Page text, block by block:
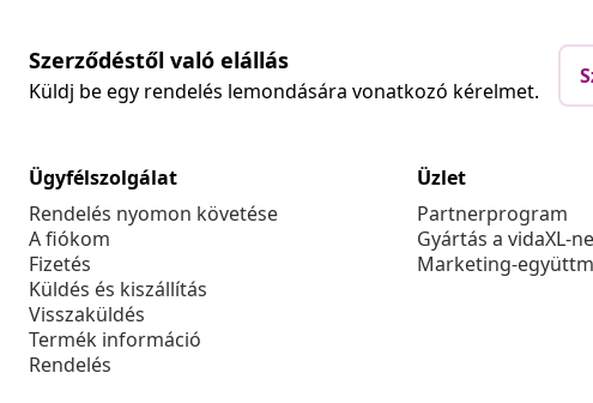
Szerződéstől való elállás
Küldj be egy rendelés lemondására vonatkozó kérelmet.
Ügyfélszolgálat
Rendelés nyomon követése
A fiókom
Fizetés
Küldés és kiszállítás
Visszaküldés
Termék információ
Rendelés
Üzlet
Partnerprogram
Gyártás a vidaXL-
Marketing-